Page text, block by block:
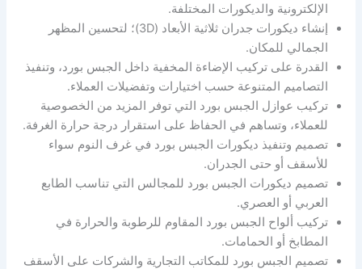
الإلكترونية والديكورات المختلفة.
إنشاء ديكورات جدران ثلاثية الأبعاد (3D)؛ لتحسين المظهر
الجمالي للمكان.
القدرة على تركيب الإضاءة المخفية داخل الجبس بورد، وتنفيذ
التصاميم المتنوعة حسب اختيارات وتفضيلات العملاء.
تركيب عوازل الجبس بورد التي توفر المزيد من الخصوصية
للعملاء، وتساهم في الحفاظ على استقرار درجة حرارة الغرفة.
تصميم وتنفيذ ديكورات الجبس بورد في غرف النوم سواء
للأسقف أو حتى الجدران.
تصميم ديكورات الجبس بورد للمجالس التي تناسب الطابع
العربي أو العصري.
تركيب ألواح الجبس بورد المقاوم للرطوبة والحرارة في
المطابخ أو الحمامات.
تصميم الجبس بورد للمكاتب التجارية والشركات على الأسقف